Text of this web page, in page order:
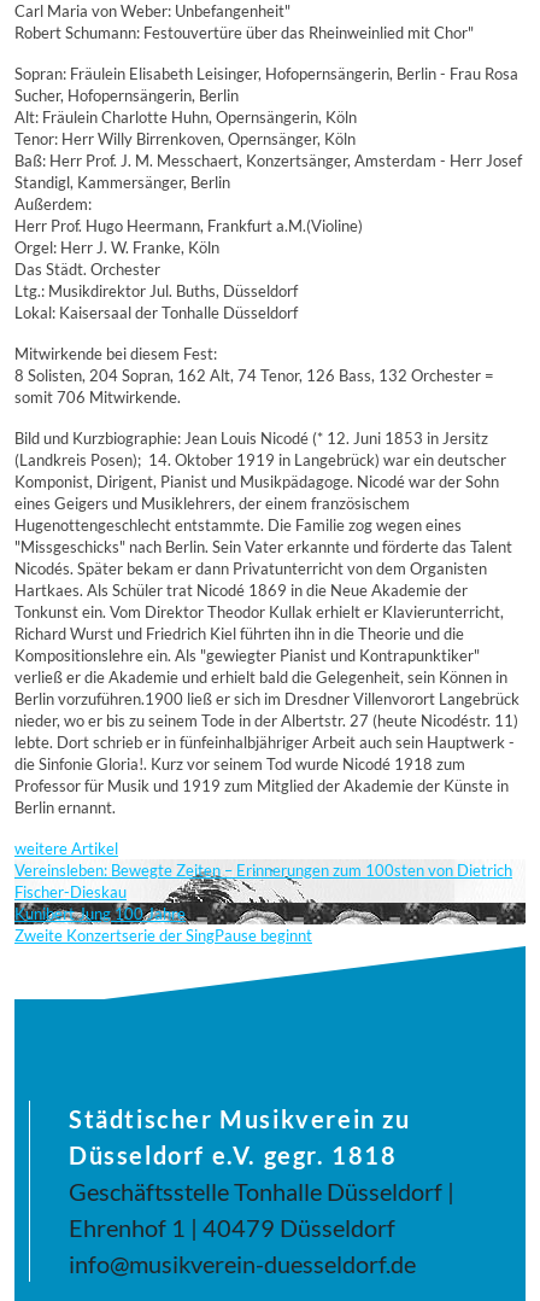
Carl Maria von Weber: Unbefangenheit"
Robert Schumann: Festouvertüre über das Rheinweinlied mit Chor"
Sopran: Fräulein Elisabeth Leisinger, Hofopernsängerin, Berlin - Frau Rosa
Sucher, Hofopernsängerin, Berlin
Alt: Fräulein Charlotte Huhn, Opernsängerin, Köln
Tenor: Herr Willy Birrenkoven, Opernsänger, Köln
Baß: Herr Prof. J. M. Messchaert, Konzertsänger, Amsterdam - Herr Josef
Standigl, Kammersänger, Berlin
Außerdem:
Herr Prof. Hugo Heermann, Frankfurt a.M.(Violine)
Orgel: Herr J. W. Franke, Köln
Das Städt. Orchester
Ltg.: Musikdirektor Jul. Buths, Düsseldorf
Lokal: Kaisersaal der Tonhalle Düsseldorf
Mitwirkende bei diesem Fest:
8 Solisten, 204 Sopran, 162 Alt, 74 Tenor, 126 Bass, 132 Orchester =
somit 706 Mitwirkende.
Bild und Kurzbiographie: Jean Louis Nicodé (* 12. Juni 1853 in Jersitz
(Landkreis Posen);  14. Oktober 1919 in Langebrück) war ein deutscher
Komponist, Dirigent, Pianist und Musikpädagoge. Nicodé war der Sohn
eines Geigers und Musiklehrers, der einem französischem
Hugenottengeschlecht entstammte. Die Familie zog wegen eines
"Missgeschicks" nach Berlin. Sein Vater erkannte und förderte das Talent
Nicodés. Später bekam er dann Privatunterricht von dem Organisten
Hartkaes. Als Schüler trat Nicodé 1869 in die Neue Akademie der
Tonkunst ein. Vom Direktor Theodor Kullak erhielt er Klavierunterricht,
Richard Wurst und Friedrich Kiel führten ihn in die Theorie und die
Kompositionslehre ein. Als "gewiegter Pianist und Kontrapunktiker"
verließ er die Akademie und erhielt bald die Gelegenheit, sein Können in
Berlin vorzuführen.1900 ließ er sich im Dresdner Villenvorort Langebrück
nieder, wo er bis zu seinem Tode in der Albertstr. 27 (heute Nicodéstr. 11)
lebte. Dort schrieb er in fünfeinhalbjähriger Arbeit auch sein Hauptwerk -
die Sinfonie Gloria!. Kurz vor seinem Tod wurde Nicodé 1918 zum
Professor für Musik und 1919 zum Mitglied der Akademie der Künste in
Berlin ernannt.
weitere Artikel
Vereinsleben: Bewegte Zeiten – Erinnerungen zum 100sten von Dietrich
Fischer-Dieskau
Kunibert Jung 100 Jahre
Zweite Konzertserie der SingPause beginnt
Städtischer Musikverein zu
Düsseldorf e.V. gegr. 1818
Geschäftsstelle Tonhalle Düsseldorf |
Ehrenhof 1 | 40479 Düsseldorf
info@musikverein-duesseldorf.de